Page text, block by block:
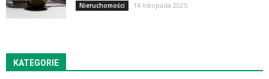
Nieruchomości 14 listopada 2025
KATEGORIE